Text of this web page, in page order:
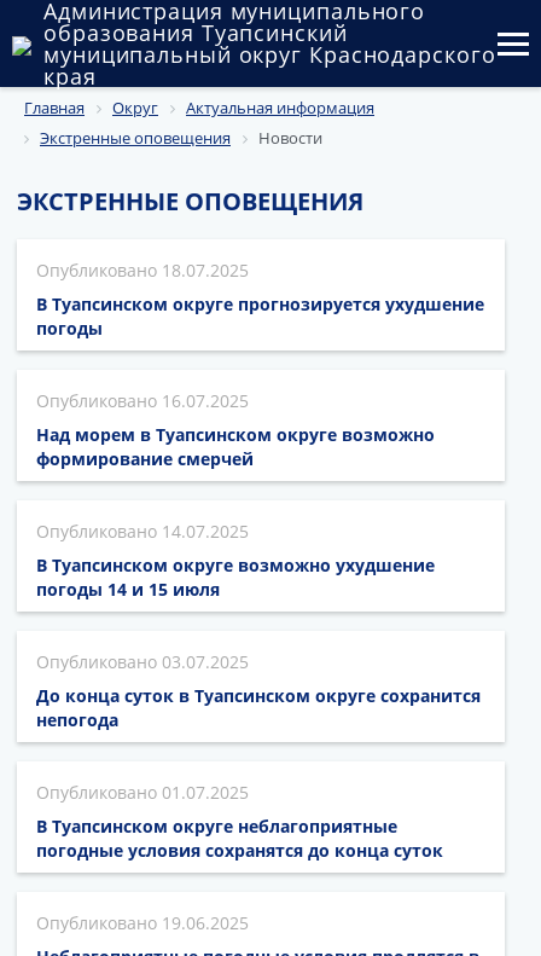
Администрация муниципального
образования Туапсинский
муниципальный округ Краснодарского
края
Округ
Государственный и муниципальный контроль
Муниципальное имущество
Документы
Главная Округ
Актуальная информация
Экстренные оповещения
Новости
ЭКСТРЕННЫЕ ОПОВЕЩЕНИЯ
18.07.2025
В Туапсинском округе прогнозируется ухудшение
погоды
16.07.2025
Над морем в Туапсинском округе возможно
формирование смерчей
14.07.2025
В Туапсинском округе возможно ухудшение
погоды 14 и 15 июля
03.07.2025
До конца суток в Туапсинском округе сохранится
непогода
01.07.2025
В Туапсинском округе неблагоприятные
погодные условия сохранятся до конца суток
19.06.2025